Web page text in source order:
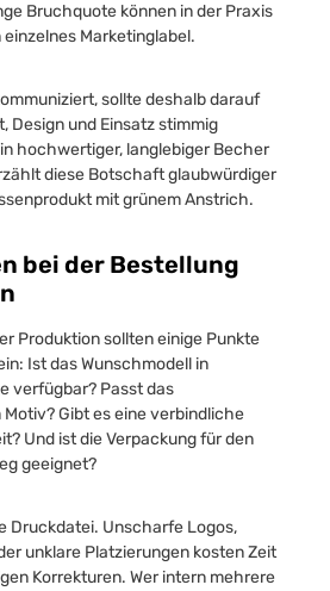
Bruchquote können in der Praxis
Marketinglabel.
sollte deshalb darauf
Design und Einsatz stimmig
hochwertiger, langlebiger Becher
diese Botschaft glaubwürdiger
mit grünem Anstrich.
bei der Bestellung
Produktion sollten einige Punkte
Ist das Wunschmodell in
verfügbar? Passt das
Gibt es eine verbindliche
Und ist die Verpackung für den
geeignet?
Druckdatei. Unscharfe Logos,
unklare Platzierungen kosten Zeit
Korrekturen. Wer intern mehrere